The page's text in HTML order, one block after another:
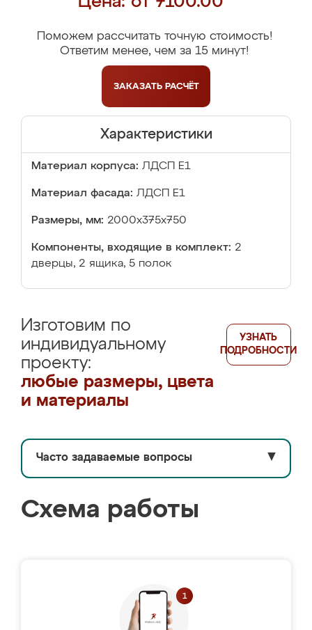
Поможем рассчитать точную стоимость!
Ответим менее, чем за 15 минут!
ЗАКАЗАТЬ РАСЧЁТ
Характеристики
Материал корпуса: ЛДСП Е1
Материал фасада: ЛДСП Е1
Размеры, мм: 2000x375x750
Компоненты, входящие в комплект: 2
дверцы, 2 ящика, 5 полок
Изготовим по
индивидуальному
проекту:
любые размеры, цвета
и материалы
УЗНАТЬ
ПОДРОБНОСТИ
Часто задаваемые вопросы ▼
Схема работы